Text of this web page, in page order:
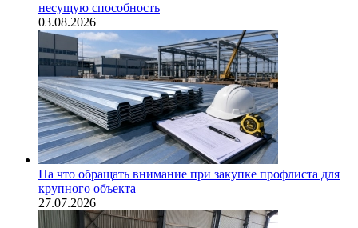
несущую способность
03.08.2026
На что обращать внимание при закупке профлиста для
крупного объекта
27.07.2026